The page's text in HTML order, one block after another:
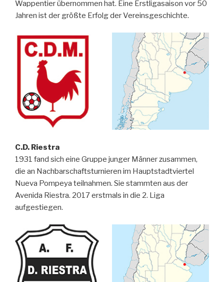
Wappentier übernommen hat. Eine Erstligasaison vor 50
Jahren ist der größte Erfolg der Vereinsgeschichte.
C.D. Riestra
1931 fand sich eine Gruppe junger Männer zusammen,
die an Nachbarschaftsturnieren im Hauptstadtviertel
Nueva Pompeya teilnahmen. Sie stammten aus der
Avenida Riestra. 2017 erstmals in die 2. Liga
aufgestiegen.